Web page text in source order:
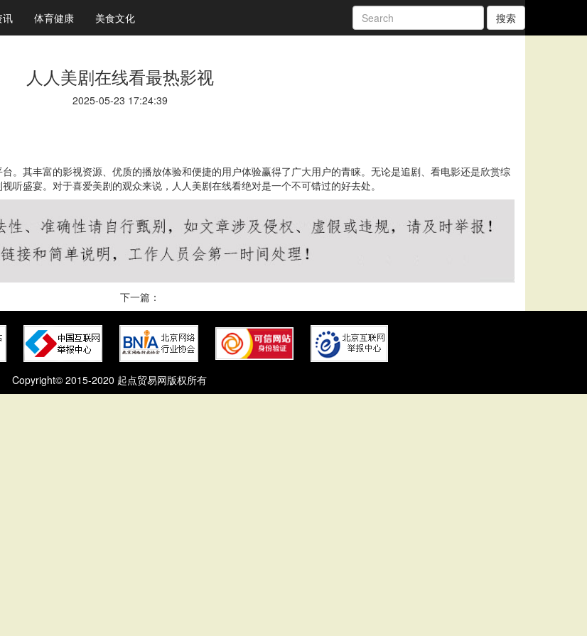
讯 体育健康 美食文化 搜索
人人美剧在线看最热影视
2025-05-23 17:24:39
。其丰富的影视资源、优质的播放体验和便捷的用户体验赢得了广大用户的青睐。无论是追剧、看电影还是欣赏综
听盛宴。对于喜爱美剧的观众来说，人人美剧在线看绝对是一个不可错过的好去处。
下一篇：
Copyright© 2015-2020 起点贸易网版权所有